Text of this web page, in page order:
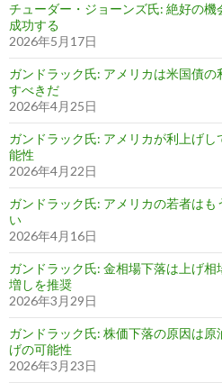
チューダー・ジョーンズ氏: 絶好の
成功する
2026年5月17日
ガンドラック氏: アメリカは米国債
すべきだ
2026年4月25日
ガンドラック氏: アメリカが利上げ
能性
2026年4月22日
ガンドラック氏: アメリカの若者は
い
2026年4月16日
ガンドラック氏: 金相場下落は上げ
増しを推奨
2026年3月29日
ガンドラック氏: 株価下落の原因は
げの可能性
2026年3月23日